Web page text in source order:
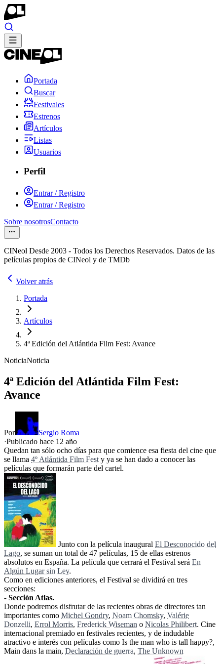
Portada
Buscar
Festivales
Estrenos
Artículos
Listas
Usuarios
Perfil
Entrar / Registro
Entrar / Registro
Sobre nosotrosContacto
CINeol Desde 2003 - Todos los Derechos Reservados. Datos de las
películas propios de CINeol y de TMDb
Volver atrás
Portada
Artículos
4ª Edición del Atlántida Film Fest: Avance
NoticiaNoticia
4ª Edición del Atlántida Film Fest:
Avance
Por
Sergio Roma
·Publicado hace 12 año
Quedan tan sólo ocho días para que comience esa fiesta del cine que
se llama 4º Atlántida Film Fest y ya se han dado a conocer las
películas que formarán parte del cartel.
Junto con la película inaugural El Desconocido del
Lago, se suman un total de 47 películas, 15 de ellas estrenos
absolutos en España. La película que cerrará el Festival será En
Algún Lugar sin Ley.
Como en ediciones anteriores, el Festival se dividirá en tres
secciones:
- Sección Atlas.
Donde podremos disfrutar de las recientes obras de directores tan
importantes como Michel Gondry, Noam Chomsky, Valérie
Donzelli, Errol Morris, Frederick Wiseman o Nicolas Philibert. Cine
internacional premiado en festivales recientes, y de indudable
atractivo e interés con películas como Is the man who is tall happy?,
Main dans la main, Declaración de guerra, The Unknown